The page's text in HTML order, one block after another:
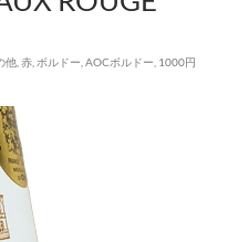
他 赤 ボルドー AOCボルドー 1000円